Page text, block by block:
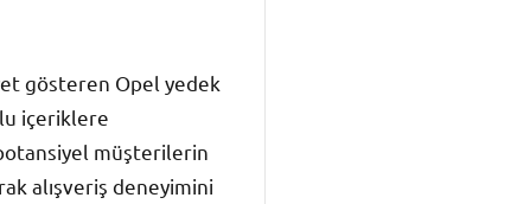
gösteren Opel yedek
içeriklere
müşterilerin
alışveriş deneyimini